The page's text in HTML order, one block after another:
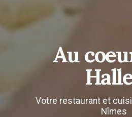
Au
Votre restaurant et
Nîmes